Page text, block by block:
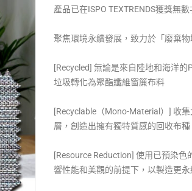
產品已在ISPO TEXTRENDS獲獎無數
聚焦環境永續發展，致力於「廢棄
[Recycled] 無論是來自陸地和海洋
垃圾轉化為聚酯纖維窗簾布料
[Recyclable（Mono-Material）] 收
層，創造出擁有獨特質感的回收布種
[Resource Reduction] 使用已預染
響性能和美觀的前提下，以製造更